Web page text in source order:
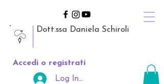
Dott.ssa Daniela Schiroli
Accedi o registrati
Log In Area Riservata